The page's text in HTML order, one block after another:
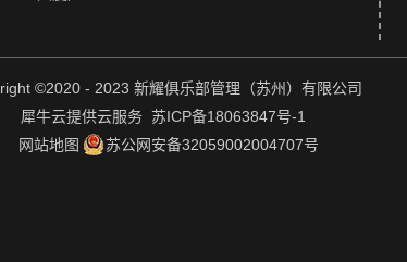
©2020 - 2023 新耀俱乐部管理（苏州）有限公司
犀牛云提供云服务 苏ICP备18063847号-1
网站地图
苏公网安备32059002004707号